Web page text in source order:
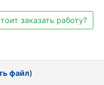
заказать работу?
файл)